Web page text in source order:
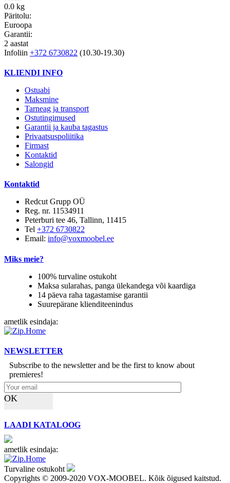
0.0 kg
Päritolu:
Euroopa
Garantii:
2 aastat
Infoliin +372 6730822 (10.30-19.30)
KLIENDI INFO
Ostuabi
Maksmine
Tarneag ja transport
Ostutingimused
Garantii ja kauba tagastus
Privaatsuspoliitika
Firmast
Kontaktid
Salongid
Kontaktid
Redcut Grupp OÜ
Reg. nr. 11534911
Peterburi tee 46, Tallinn, 11415
Tel +372 6730822
Email: info@voxmoobel.ee
Miks meie?
100% turvaline ostukoht
Maksa sularahas, panga ülekandega või kaardiga
14 päeva raha tagastamise garantii
Suurepärane klienditeenindus
ametlik esindaja:
NEWSLETTER
Subscribe to the newsletter and be the first to know about
premieres!
OK
LAADI KATALOOG
ametlik esindaja:
Turvaline ostukoht
Copyrights © 2009-2020 VOX-MOOBEL. Kõik õigused kaitstud.